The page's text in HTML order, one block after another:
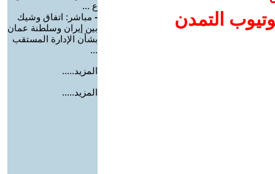
التمدن
ع ...
- مباشر: اتفاق وشيك
بين إيران وسلطنة عمان
بشأن الإدارة المستقب
...
المزيد.....
المزيد.....